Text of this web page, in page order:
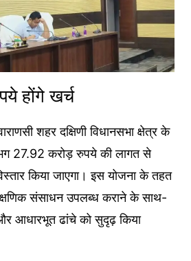
होंगे खर्च
शहर दक्षिणी विधानसभा क्षेत्र के
27.92 करोड़ रुपये की लागत से
किया जाएगा। इस योजना के तहत
संसाधन उपलब्ध कराने के साथ-
आधारभूत ढांचे को सुदृढ़ किया